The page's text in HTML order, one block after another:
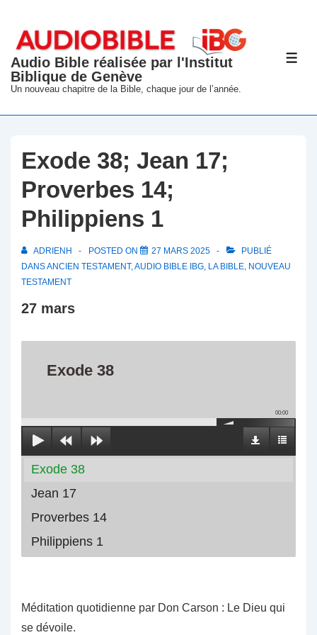
passer
contenu
principal
Audio Bible réalisée par l'Institut
Biblique de Genève
Un nouveau chapitre de la Bible, chaque jour de l’année.
Exode 38; Jean 17;
Proverbes 14;
Philippiens 1
ADRIENH POSTED ON 27 MARS 2025
PUBLIÉ
DANSANCIEN TESTAMENT,AUDIO BIBLE IBG, LA BIBLE, NOUVEAU
TESTAMENT
27 mars
Exode 38
00:00
Exode 38
Jean 17
Proverbes 14
Philippiens 1
Méditation quotidienne par Don Carson : Le Dieu qui
se dévoile.